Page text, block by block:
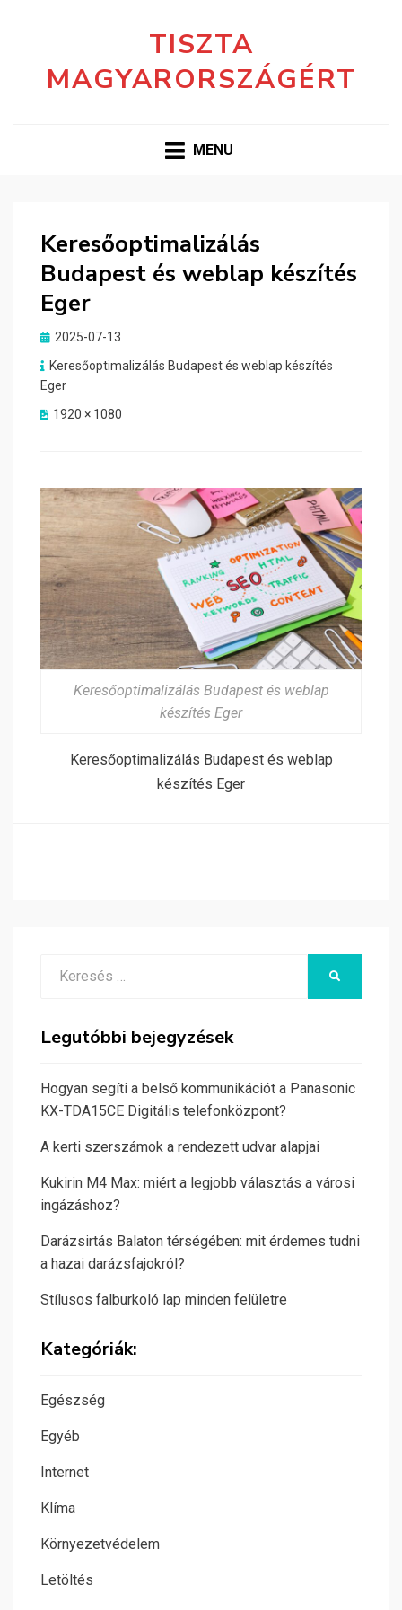
TISZTA
MAGYARORSZÁGÉRT
MENU
Keresőoptimalizálás
Budapest és weblap készítés
Eger
Posted
2025-07-13
Keresőoptimalizálás Budapest és weblap készítés
Eger
1920 × 1080
Keresőoptimalizálás Budapest és weblap
készítés Eger
Keresőoptimalizálás Budapest és weblap
készítés Eger
Legutóbbi bejegyzések
Hogyan segíti a belső kommunikációt a Panasonic
KX-TDA15CE Digitális telefonközpont?
A kerti szerszámok a rendezett udvar alapjai
Kukirin M4 Max: miért a legjobb választás a városi
ingázáshoz?
Darázsirtás Balaton térségében: mit érdemes tudni
a hazai darázsfajokról?
Stílusos falburkoló lap minden felületre
Kategóriák:
Egészség
Egyéb
Internet
Klíma
Környezetvédelem
Letöltés